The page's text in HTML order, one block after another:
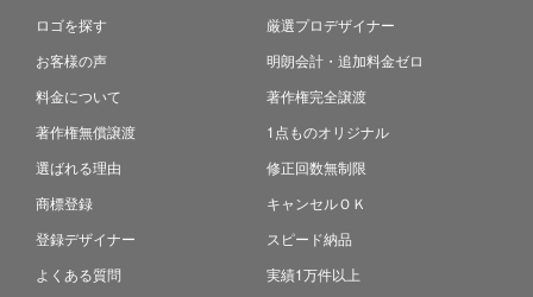
ロゴを探す
お客様の声
料金について
著作権無償譲渡
選ばれる理由
商標登録
登録デザイナー
よくある質問
厳選プロデザイナー
明朗会計・追加料金ゼロ
著作権完全譲渡
1点ものオリジナル
修正回数無制限
キャンセルＯＫ
スピード納品
実績1万件以上